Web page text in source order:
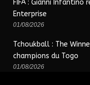
FIFA : Gianni Infantino
Enterprise
01/08/2026
Tchoukball : The
champions du Togo
01/08/2026